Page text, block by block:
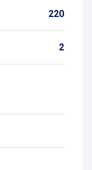
220
2